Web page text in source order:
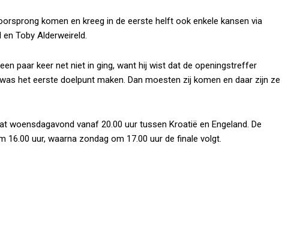
komen en kreeg in de eerste helft ook enkele kansen via
Toby Alderweireld.
paar keer net niet in ging, want hij wist dat de openingstreffer
het eerste doelpunt maken. Dan moesten zij komen en daar zijn ze
woensdagavond vanaf 20.00 uur tussen Kroatië en Engeland. De
16.00 uur, waarna zondag om 17.00 uur de finale volgt.